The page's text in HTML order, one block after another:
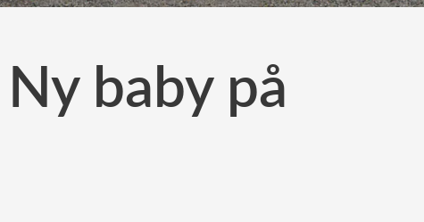
baby på